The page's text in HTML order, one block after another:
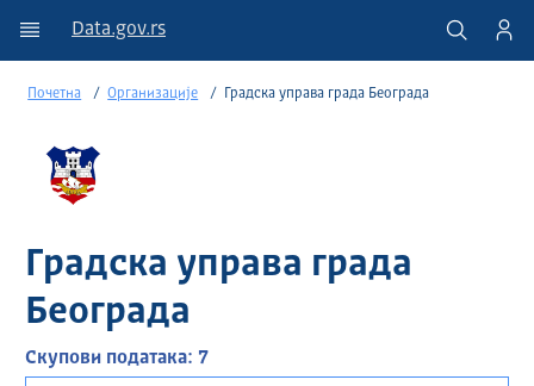
Data.gov.rs
Почетна Организације Градска управа града Београда
Градска управа града
Београда
Скупови података: 7